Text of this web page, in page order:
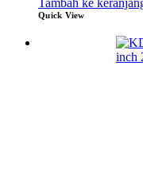
Tambah ke
Quick View